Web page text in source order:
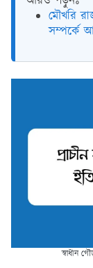
মৌখরি
সম্পর্কে
স্বাধীন